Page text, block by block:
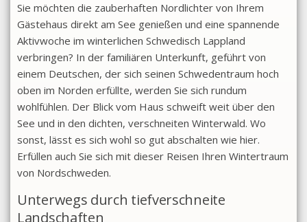
Sie möchten die zauberhaften Nordlichter von Ihrem
Gästehaus direkt am See genießen und eine spannende
Aktivwoche im winterlichen Schwedisch Lappland
verbringen? In der familiären Unterkunft, geführt von
einem Deutschen, der sich seinen Schwedentraum hoch
oben im Norden erfüllte, werden Sie sich rundum
wohlfühlen. Der Blick vom Haus schweift weit über den
See und in den dichten, verschneiten Winterwald. Wo
sonst, lässt es sich wohl so gut abschalten wie hier.
Erfüllen auch Sie sich mit dieser Reisen Ihren Wintertraum
von Nordschweden.
Unterwegs durch tiefverschneite
Landschaften